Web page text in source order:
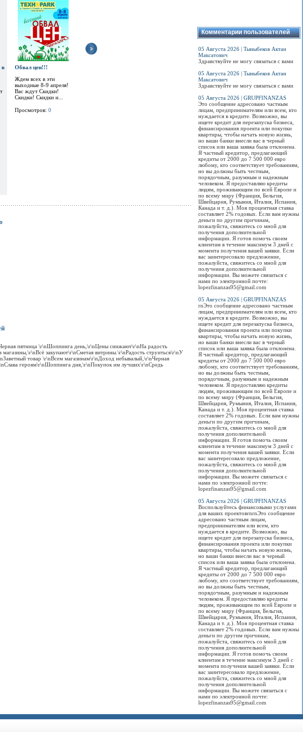
Обвал цен!!!
Ждем всех в эти
выходные 8-9 апреля!
Вас ждут Скидки!
Скидки! Скидки и...
Просмотров: 0
Ждем вас 20 и 21 марта
Распродажа в
"Эльдорадо"!
честь весеннего
праздника Нооруз...
Просмотров:0
пятница \r\nШоппинга день,\r\nЦены снижают\r\nНа радость
закупают\r\nСметая витрины.\r\nРадость струиться\r\nУ
товар \r\nВсем магазинам\r\nДоход небывалый,\r\nЧерная
героям\r\nШоппинга дня,\r\nПокупок им лучших\r\nСредь
Комментарии пользователей
05 Августа 2026 | Тыныбеков Актан
Максатович
Здравствуйте не могу связаться с вами
05 Августа 2026 | Тыныбеков Актан
Максатович
Здравствуйте не могу связаться с вами
05 Августа 2026 | GRUPFINANZAS
Это сообщение адресовано частным
лицам, предпринимателям или всем, кто
нуждается в кредите. Возможно, вы
ищете кредит для перезапуска бизнеса,
финансирования проекта или покупки
квартиры, чтобы начать новую жизнь,
но ваши банки внесли вас в черный
список или ваша заявка была отклонена.
Я частный кредитор, предлагающий
кредиты от 2000 до 7 500 000 евро
любому, кто соответствует требованиям,
но вы должны быть честным,
порядочным, разумным и надежным
человеком. Я предоставляю кредиты
людям, проживающим по всей Европе и
по всему миру (Франция, Бельгия,
Швейцария, Румыния, Италия, Испания,
Канада и т. д.). Моя процентная ставка
составляет 2% годовых. Если вам нужны
деньги по другим причинам,
пожалуйста, свяжитесь со мной для
получения дополнительной
информации. Я готов помочь своим
клиентам в течение максимум 3 дней с
момента получения вашей заявки. Если
вас заинтересовало предложение,
пожалуйста, свяжитесь со мной для
получения дополнительной
информации. Вы можете связаться с
нами по электронной почте:
lopezfinanzas95@gmail.com
05 Августа 2026 | GRUPFINANZAS
rnЭто сообщение адресовано частным
лицам, предпринимателям или всем, кто
нуждается в кредите. Возможно, вы
ищете кредит для перезапуска бизнеса,
финансирования проекта или покупки
квартиры, чтобы начать новую жизнь,
но ваши банки внесли вас в черный
список или ваша заявка была отклонена.
Я частный кредитор, предлагающий
кредиты от 2000 до 7 500 000 евро
любому, кто соответствует требованиям,
но вы должны быть честным,
порядочным, разумным и надежным
человеком. Я предоставляю кредиты
людям, проживающим по всей Европе и
по всему миру (Франция, Бельгия,
Швейцария, Румыния, Италия, Испания,
Канада и т. д.). Моя процентная ставка
составляет 2% годовых. Если вам нужны
деньги по другим причинам,
пожалуйста, свяжитесь со мной для
получения дополнительной
информации. Я готов помочь своим
клиентам в течение максимум 3 дней с
момента получения вашей заявки. Если
вас заинтересовало предложение,
пожалуйста, свяжитесь со мной для
получения дополнительной
информации. Вы можете связаться с
нами по электронной почте:
lopezfinanzas95@gmail.com
05 Августа 2026 | GRUPFINANZAS
Воспользуйтесь финансовыми услугами
для ваших проектовrnrnЭто сообщение
адресовано частным лицам,
предпринимателям или всем, кто
нуждается в кредите. Возможно, вы
ищете кредит для перезапуска бизнеса,
финансирования проекта или покупки
квартиры, чтобы начать новую жизнь,
но ваши банки внесли вас в черный
список или ваша заявка была отклонена.
Я частный кредитор, предлагающий
кредиты от 2000 до 7 500 000 евро
любому, кто соответствует требованиям,
но вы должны быть честным,
порядочным, разумным и надежным
человеком. Я предоставляю кредиты
людям, проживающим по всей Европе и
по всему миру (Франция, Бельгия,
Швейцария, Румыния, Италия, Испания,
Канада и т. д.). Моя процентная ставка
составляет 2% годовых. Если вам нужны
деньги по другим причинам,
пожалуйста, свяжитесь со мной для
получения дополнительной
информации. Я готов помочь своим
клиентам в течение максимум 3 дней с
момента получения вашей заявки. Если
вас заинтересовало предложение,
пожалуйста, свяжитесь со мной для
получения дополнительной
информации. Вы можете связаться с
нами по электронной почте:
lopezfinanzas95@gmail.com